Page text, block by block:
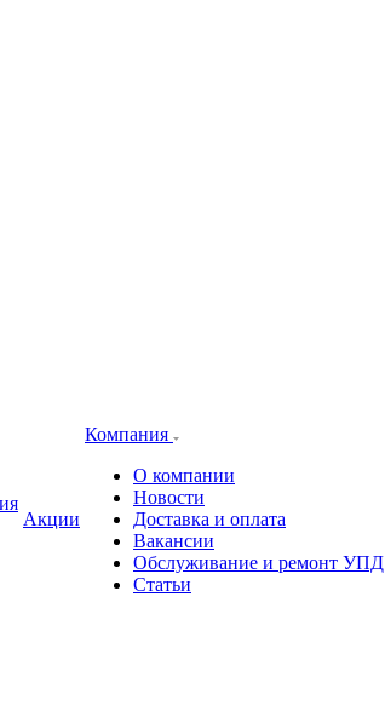
Акции
Компания
О компании
Новости
Доставка и оплата
Вакансии
Обслуживание и ремонт УПД
Статьи